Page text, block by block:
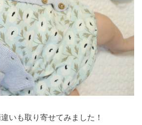
いも取り寄せてみました！